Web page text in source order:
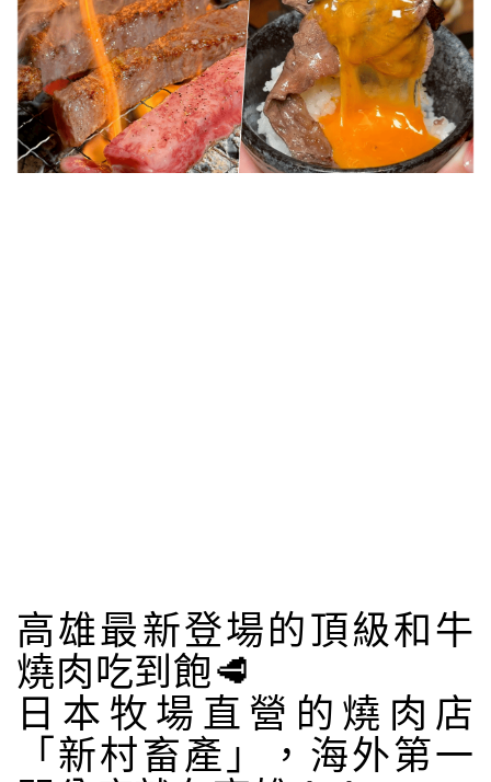
高雄最新登場的頂級和牛
燒肉吃到飽🥩
日本牧場直營的燒肉店
「新村畜產」，海外第一